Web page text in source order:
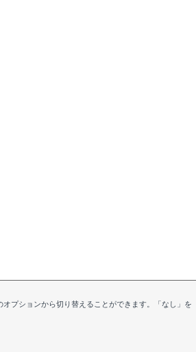
プションから切り替えることができます。「なし」を